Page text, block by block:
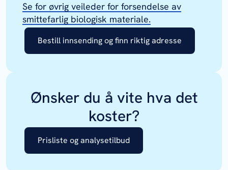
Se for øvrig veileder for forsendelse av
smittefarlig biologisk materiale.
Bestill innsending og finn riktig adresse
Ønsker du å vite hva det
koster?
Prisliste og analysetilbud